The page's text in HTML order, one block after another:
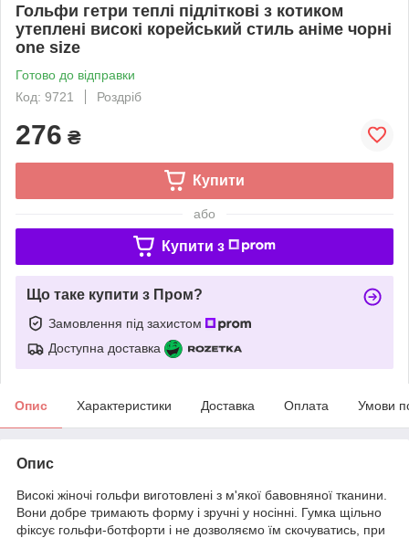
Гольфи гетри теплі підліткові з котиком
утеплені високі корейський стиль аніме чорні
one size
Готово до відправки
Код: 9721
Роздріб
276 ₴
Купити
або
Купити з
Що таке купити з Пром?
Замовлення під захистом
Доступна доставка
Опис Характеристики Доставка Оплата Умови
Опис
Високі жіночі гольфи виготовлені з м'якої бавовняної тканини.
Вони добре тримають форму і зручні у носінні. Гумка щільно
фіксує гольфи-ботфорти і не дозволяємо їм скочуватись, при